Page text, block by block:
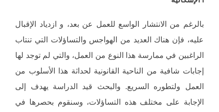
بالرغم من الانتشار الواسع للعمل عن بعد، و ازدياد الإقبال
عليه، فإن هناك العديد من الهواجس والتساؤلات التي تنتاب
الراغبين في ممارسة هذا النوع من العمل، والتي لم توجد لها
إجابات شافية من الناحية القانونية لحداثة هذا الأسلوب من
العمل ولتطوره السريع. والبحث قيد الدراسة يهدف إلى
الإجابة على مختلف هذه التساؤلات، وسنقوم بحصرها في